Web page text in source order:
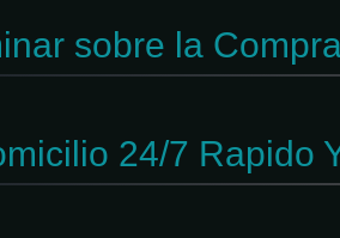
sobre la
24/7 Rapido